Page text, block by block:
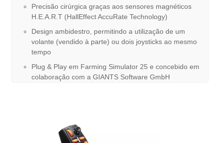
Precisão cirúrgica graças aos sensores magnéticos
H.E.A.R.T (HallEffect AccuRate Technology)
Design ambidestro, permitindo a utilização de um
volante (vendido à parte) ou dois joysticks ao mesmo
tempo
Plug & Play em Farming Simulator 25 e concebido em
colaboração com a GIANTS Software GmbH